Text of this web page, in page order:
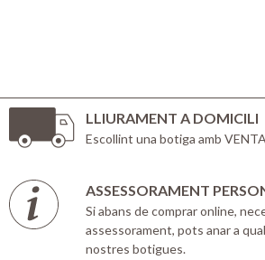
LLIURAMENT A DOMICILI
Escollint una botiga amb
ASSESSORAMENT
Si abans de comprar online,
assessorament, pots anar a
nostres botigues.